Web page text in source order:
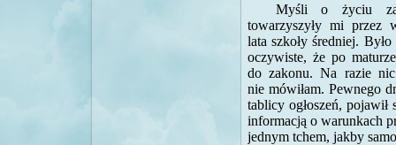
Myśli o życiu
towarzyszyły mi przez
lata szkoły średniej.
oczywiste, że po
do zakonu. Na razie
nie mówiłam. Pewnego
tablicy ogłoszeń,
informacją o warunkach
jednym tchem, jakby